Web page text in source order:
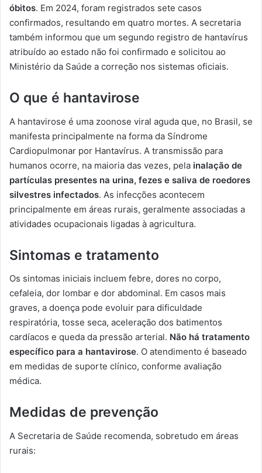
óbitos. Em 2024, foram registrados sete casos
confirmados, resultando em quatro mortes. A secretaria
também informou que um segundo registro de hantavírus
atribuído ao estado não foi confirmado e solicitou ao
Ministério da Saúde a correção nos sistemas oficiais.
O que é hantavirose
A hantavirose é uma zoonose viral aguda que, no Brasil, se
manifesta principalmente na forma da Síndrome
Cardiopulmonar por Hantavírus. A transmissão para
humanos ocorre, na maioria das vezes, pela inalação de
partículas presentes na urina, fezes e saliva de roedores
silvestres infectados. As infecções acontecem
principalmente em áreas rurais, geralmente associadas a
atividades ocupacionais ligadas à agricultura.
Sintomas e tratamento
Os sintomas iniciais incluem febre, dores no corpo,
cefaleia, dor lombar e dor abdominal. Em casos mais
graves, a doença pode evoluir para dificuldade
respiratória, tosse seca, aceleração dos batimentos
cardíacos e queda da pressão arterial. Não há tratamento
específico para a hantavirose. O atendimento é baseado
em medidas de suporte clínico, conforme avaliação
médica.
Medidas de prevenção
A Secretaria de Saúde recomenda, sobretudo em áreas
rurais: